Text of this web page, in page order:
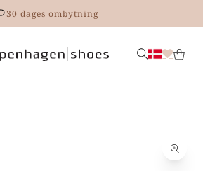
30 dages ombytning